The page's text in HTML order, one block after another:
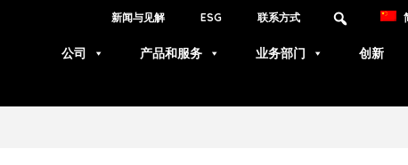
新闻与见解 ESG 联系方式
公司 产品和服务 业务部门 创新